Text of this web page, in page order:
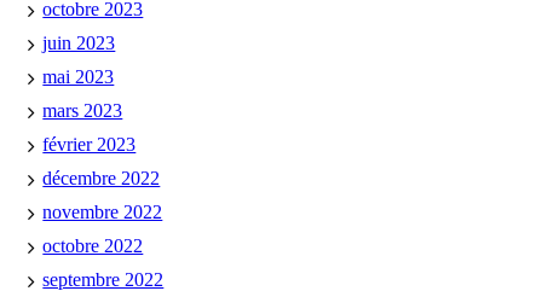
octobre 2023
juin 2023
mai 2023
mars 2023
février 2023
décembre 2022
novembre 2022
octobre 2022
septembre 2022